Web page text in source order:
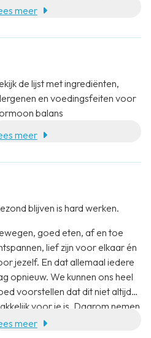
waaronder vitamine B6
hormoonhuishouding.
tot (peri)menopauze.
meer
de lijst met ingrediënten,
en voedingsfeiten voor
balans
meer
blijven is hard werken.
goed eten, af en toe
lief zijn voor elkaar én
jezelf. En dat allemaal iedere
opnieuw. We kunnen ons heel
voorstellen dat dit niet altijd
voor je is. Daarom nemen
jou heel graag wat werk uit
meer